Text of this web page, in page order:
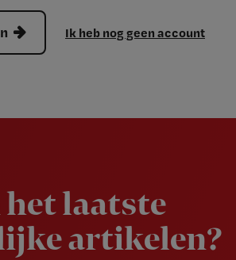
Ik heb nog geen account
laatste
artikelen?